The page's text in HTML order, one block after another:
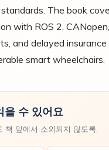
The book
with ROS 2,
and delayed
smart wheelchairs.
을 수 있어요
앞에서 소외되지 않도록.